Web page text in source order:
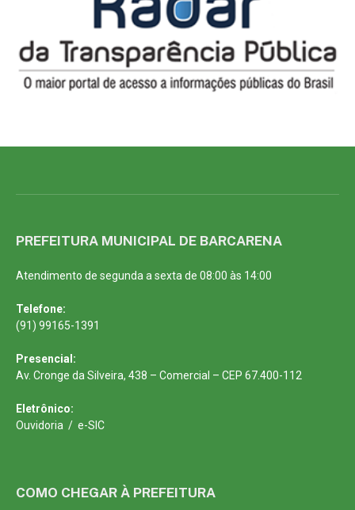
PREFEITURA MUNICIPAL DE BARCARENA
Atendimento de segunda a sexta de 08:00 às 14:00
Telefone:
(91) 99165-1391
Presencial:
Av. Cronge da Silveira, 438 – Comercial – CEP 67.400-112
Eletrônico:
Ouvidoria / e-SIC
COMO CHEGAR À PREFEITURA